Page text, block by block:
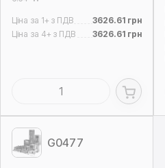
Ціна за 1+ з ПДВ
3626.61 грн
Ціна за 4+ з ПДВ
3626.61 грн
G0477